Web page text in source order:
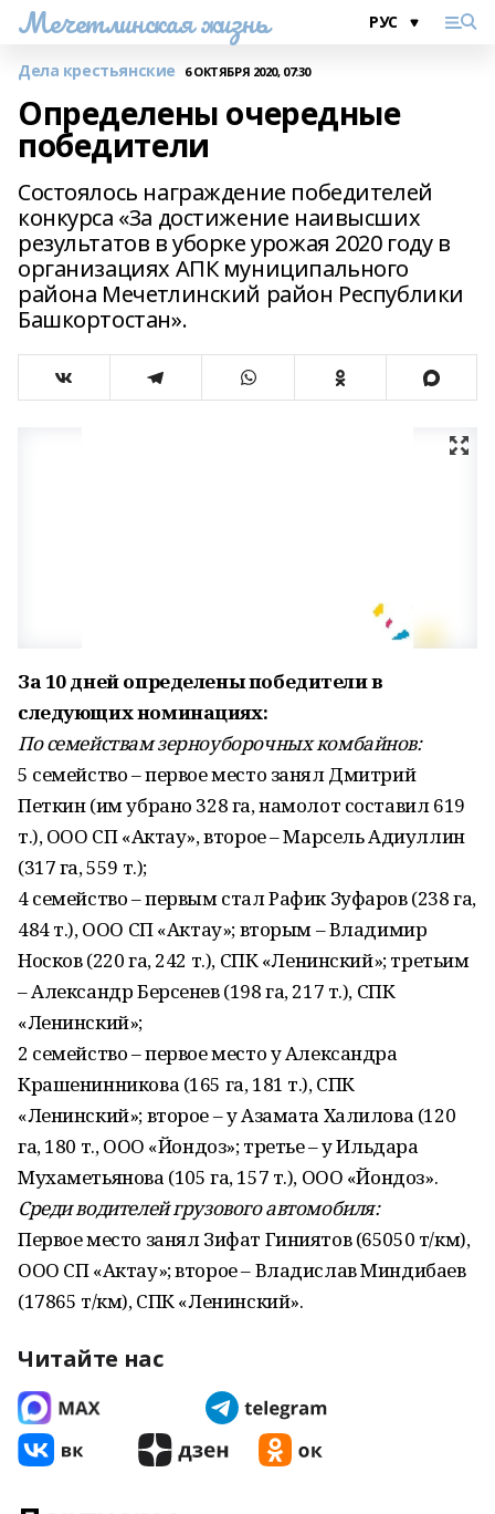
Мечетлинская жизнь
Дела крестьянские 6 ОКТЯБРЯ 2020, 07:30
Определены очередные
победители
Состоялось награждение победителей
конкурса «За достижение наивысших
результатов в уборке урожая 2020 году в
организациях АПК муниципального
района Мечетлинский район Республики
Башкортостан».
За 10 дней определены победители в
следующих номинациях:
По семействам зерноуборочных комбайнов:
5 семейство – первое место занял Дмитрий
Петкин (им убрано 328 га, намолот составил 619
т.), ООО СП «Актау», второе – Марсель Адиуллин
(317 га, 559 т.);
4 семейство – первым стал Рафик Зуфаров (238 га,
484 т.), ООО СП «Актау»; вторым – Владимир
Носков (220 га, 242 т.), СПК «Ленинский»; третьим
– Александр Берсенев (198 га, 217 т.), СПК
«Ленинский»;
2 семейство – первое место у Александра
Крашенинникова (165 га, 181 т.), СПК
«Ленинский»; второе – у Азамата Халилова (120
га, 180 т., ООО «Йондоз»; третье – у Ильдара
Мухаметьянова (105 га, 157 т.), ООО «Йондоз».
Среди водителей грузового автомобиля:
Первое место занял Зифат Гиниятов (65050 т/км),
ООО СП «Актау»; второе – Владислав Миндибаев
(17865 т/км), СПК «Ленинский».
Читайте нас